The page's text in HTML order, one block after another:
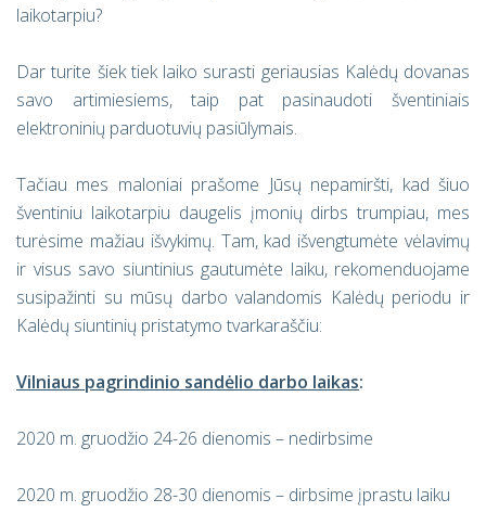
laikotarpiu?
Dar turite šiek tiek laiko surasti geriausias Kalėdų dovanas
savo artimiesiems, taip pat pasinaudoti šventiniais
elektroninių parduotuvių pasiūlymais.
Tačiau mes maloniai prašome Jūsų nepamiršti, kad šiuo
šventiniu laikotarpiu daugelis įmonių dirbs trumpiau, mes
turėsime mažiau išvykimų. Tam, kad išvengtumėte vėlavimų
ir visus savo siuntinius gautumėte laiku, rekomenduojame
susipažinti su mūsų darbo valandomis Kalėdų periodu ir
Kalėdų siuntinių pristatymo tvarkaraščiu:
Vilniaus pagrindinio sandėlio darbo laikas:
2020 m. gruodžio 24-26 dienomis – nedirbsime
2020 m. gruodžio 28-30 dienomis – dirbsime įprastu laiku